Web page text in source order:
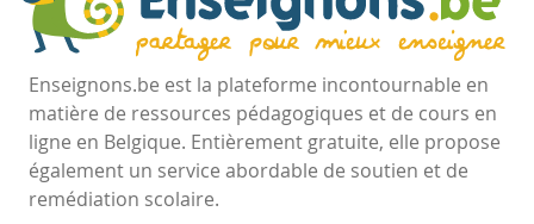
Enseignons.be est la plateforme incontournable en
matière de ressources pédagogiques et de cours en
ligne en Belgique. Entièrement gratuite, elle propose
également un service abordable de soutien et de
remédiation scolaire.